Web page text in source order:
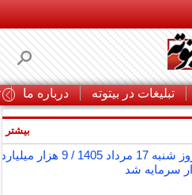
تبلیغات در بیتوته درباره ما
پایان بورس امروز شنبه 17 مرداد 1405 / 9 هزار میلیارد
سرمایه شد
بیشتر